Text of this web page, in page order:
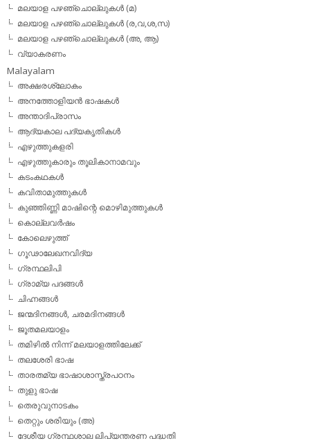
മലയാള പഴഞ്ചൊല്ലുകള്‍ (മ)
മലയാള പഴഞ്ചൊല്ലുകള്‍ (ര,വ,ശ,സ)
മലയാള പഴഞ്ചൊല്ലുകൾ (അ, ആ)
വ്യാകരണം
Malayalam
അക്ഷരശ്ലോകം
അനത്തോളിയന്‍ ഭാഷകള്‍
അന്താദിപ്രാസം
ആദ്യകാല പദ്യകൃതികള്‍
എഴുത്തുകളരി
എഴുത്തുകാരും തൂലികാനാമവും
കടംകഥകള്‍
കവിതാമുത്തുകള്‍
കുഞ്ഞിണ്ണി മാഷിന്റെ മൊഴിമുത്തുകള്‍
കൊല്ലവര്‍ഷം
കോലെഴുത്ത്
ഗൂഢാലേഖനവിദ്യ
ഗ്രന്ഥലിപി
ഗ്രാമ്യ പദങ്ങള്‍
ചിഹ്നങ്ങള്‍
ജന്മദിനങ്ങള്‍, ചരമദിനങ്ങള്‍
ജൂതമലയാളം
തമിഴില്‍ നിന്ന് മലയാളത്തിലേക്ക്
തലശേരി ഭാഷ
താരതമ്യ ഭാഷാശാസ്ത്രപഠനം
തുളു ഭാഷ
തെരുവുനാടകം
തെറ്റും ശരിയും (അ)
ദേശീയ ഗ്രന്ഥശാല ലിപ്യന്തരണ പദ്ധതി